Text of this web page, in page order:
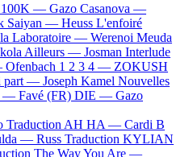
100K — Gazo Casanova —
Saiyan — Heuss L'enfoiré
Laboratoire — Werenoi Meuda
Ailleurs — Josman Interlude
Ofenbach 1 2 3 4 — ZOKUSH
part — Joseph Kamel Nouvelles
— Favé (FR) DIE — Gazo
Traduction AH HA — Cardi B
— Russ Traduction KYLIAN
The Way You Are —